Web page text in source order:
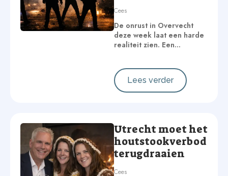
Cees
De onrust in Overvecht
deze week laat een harde
realiteit zien. Een…
Lees verder
Utrecht moet het
houtstookverbod
terugdraaien
Cees